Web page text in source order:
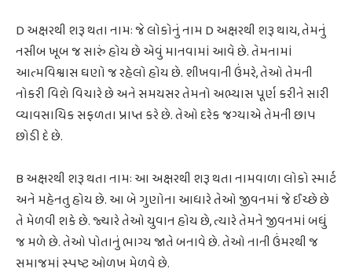
D અક્ષરથી શરૂ થતા નામઃ જે લોકોનું નામ D અક્ષરથી શરૂ થાય, તેમનું
નસીબ ખૂબ જ સારું હોય છે એવું માનવામાં આવે છે. તેમનામાં
આત્મવિશ્વાસ ઘણો જ રહેલો હોય છે. શીખવાની ઉંમરે, તેઓ તેમની
નોકરી વિશે વિચારે છે અને સમયસર તેમનો અભ્યાસ પૂર્ણ કરીને સારી
વ્યાવસાયિક સફળતા પ્રાપ્ત કરે છે. તેઓ દરેક જગ્યાએ તેમની છાપ
છોડી દે છે.
B અક્ષરથી શરૂ થતા નામઃ આ અક્ષરથી શરૂ થતા નામવાળા લોકો સ્માર્ટ
અને મહેનતુ હોય છે. આ બે ગુણોના આધારે તેઓ જીવનમાં જે ઈચ્છે છે
તે મેળવી શકે છે. જ્યારે તેઓ યુવાન હોય છે, ત્યારે તેમને જીવનમાં બધું
જ મળે છે. તેઓ પોતાનું ભાગ્ય જાતે બનાવે છે. તેઓ નાની ઉંમરથી જ
સમાજમાં સ્પષ્ટ ઓળખ મેળવે છે.